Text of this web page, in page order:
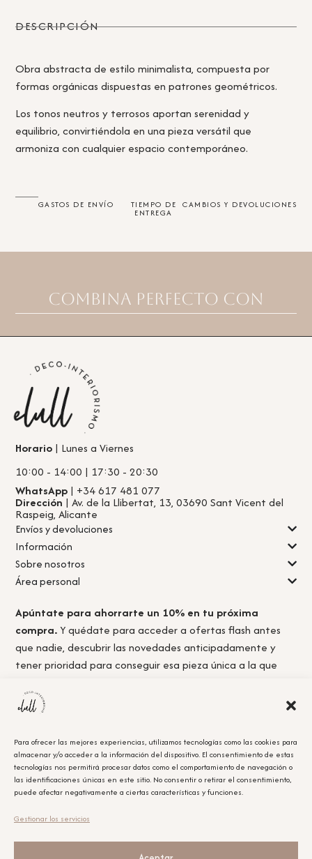
Para ofrecer las mejores experiencias, utilizamos tecnologías como las cookies para
almacenar y/o acceder a la información del dispositivo. El consentimiento de estas
tecnologías nos permitirá procesar datos como el comportamiento de navegación o
las identificaciones únicas en este sitio. No consentir o retirar el consentimiento,
puede afectar negativamente a ciertas características y funciones.
Gestionar los servicios
DESCRIPCIÓN
Obra abstracta de estilo minimalista, compuesta por
formas orgánicas dispuestas en patrones geométricos.
Los tonos neutros y terrosos aportan serenidad y
equilibrio, convirtiéndola en una pieza versátil que
armoniza con cualquier espacio contemporáneo.
GASTOS DE ENVÍO TIEMPO DE
ENTREGA
CAMBIOS Y DEVOLUCIONES
Combina perfecto con
Horario | Lunes a Viernes
10:00 - 14:00 | 17:30 - 20:30
WhatsApp | +34 617 481 077
Dirección | Av. de la Llibertat, 13, 03690 Sant Vicent del
Raspeig, Alicante
Envíos y devoluciones
Información
Sobre nosotros
Área personal
Apúntate para ahorrarte un 10% en tu próxima
compra.Y quédate para acceder a ofertas flash antes
que nadie, descubrir las novedades anticipadamente y
tener prioridad para conseguir esa pieza única a la que
Acepto lapolítica de privacidad.
Obtener el cupón
Leyenda Legal